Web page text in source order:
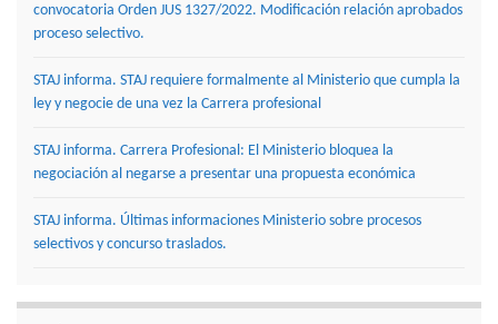
convocatoria Orden JUS 1327/2022. Modificación relación aprobados
proceso selectivo.
STAJ informa. STAJ requiere formalmente al Ministerio que cumpla la
ley y negocie de una vez la Carrera profesional
STAJ informa. Carrera Profesional: El Ministerio bloquea la
negociación al negarse a presentar una propuesta económica
STAJ informa. Últimas informaciones Ministerio sobre procesos
selectivos y concurso traslados.